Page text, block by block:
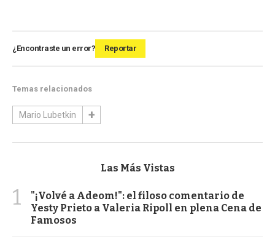
¿Encontraste un error? Reportar
Temas relacionados
Mario Lubetkin
Las Más Vistas
1
"¡Volvé a Adeom!": el filoso comentario de
Yesty Prieto a Valeria Ripoll en plena Cena de
Famosos